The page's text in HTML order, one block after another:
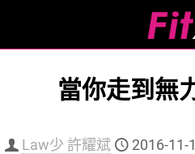
當你走到無
Law少 許耀斌 2016-11-